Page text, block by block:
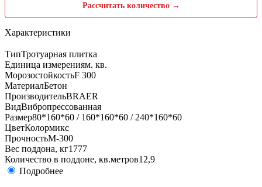
Рассчитать количество →
Характеристики
ТипТротуарная плитка
Единица измерениям. кв.
МорозостойкостьF 300
МатериалБетон
ПроизводительBRAER
ВидВибропрессованная
Размер80*160*60 / 160*160*60 / 240*160*60
ЦветКолормикс
ПрочностьМ-300
Вес поддона, кг1777
Количество в поддоне, кв.метров12,9
Подробнее